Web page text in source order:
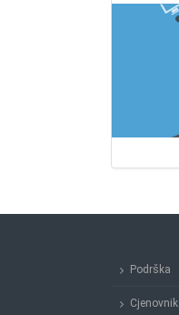
Podrška
Cjenovnik